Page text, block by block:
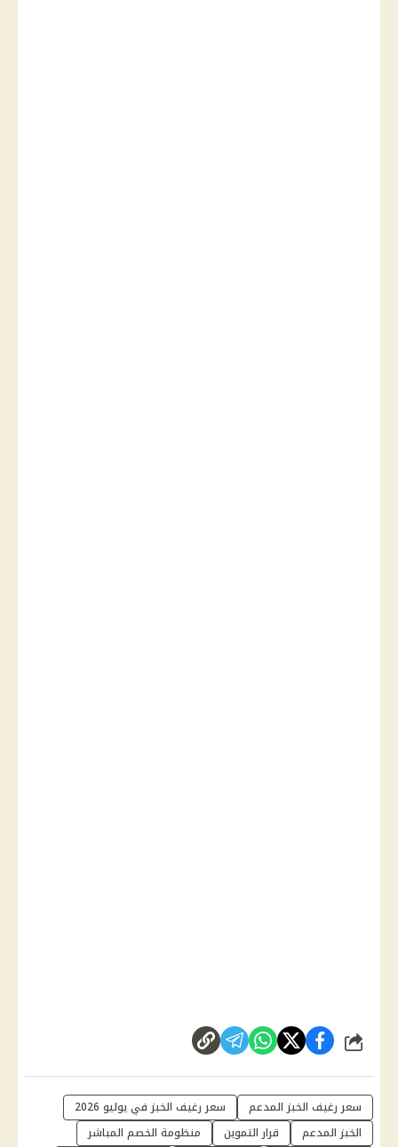
شارك
سعر رغيف الخبز المدعم
سعر رغيف الخبز في يوليو 2026
الخبز المدعم
قرار التموين
منظومة الخصم المباشر